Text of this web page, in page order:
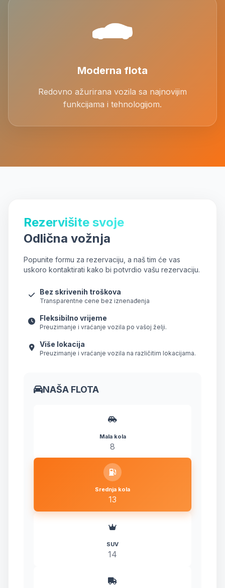
Moderna flota
Redovno ažurirana vozila sa najnovijim
funkcijama i tehnologijom.
Rezervišite svoje
Odlična vožnja
Popunite formu za rezervaciju, a naš tim će vas
uskoro kontaktirati kako bi potvrdio vašu rezervaciju.
Bez skrivenih troškova
Transparentne cene bez iznenađenja
Fleksibilno vrijeme
Preuzimanje i vraćanje vozila po vašoj želji.
Više lokacija
Preuzimanje i vraćanje vozila na različitim lokacijama.
NAŠA FLOTA
Mala kola
8
Srednja kola
13
SUV
14